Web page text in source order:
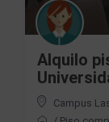
Alquilo
Campus